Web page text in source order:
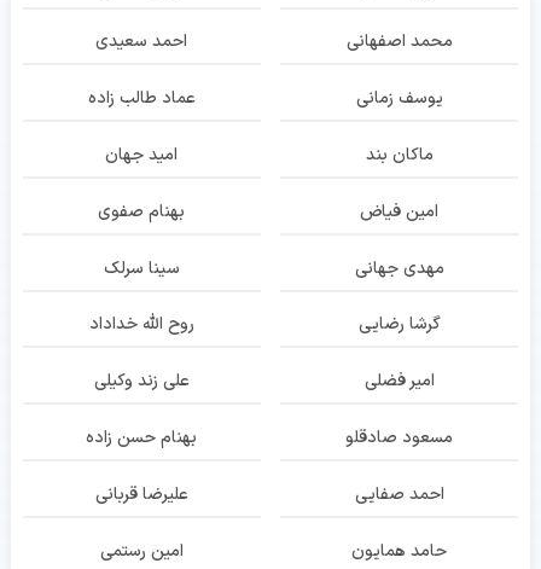
محمد اصفهانی احمد سعیدی
یوسف زمانی عماد طالب زاده
ماکان بند امید جهان
امین فیاض بهنام صفوی
مهدی جهانی سینا سرلک
گرشا رضایی روح الله خداداد
امیر فضلی علی زند وکیلی
مسعود صادقلو بهنام حسن زاده
احمد صفایی علیرضا قربانی
حامد همایون امین رستمی